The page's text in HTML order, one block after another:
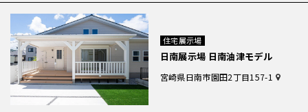
住宅展示場
日南展示場 日南油津モデル
宮崎県日南市園田2丁目157-1